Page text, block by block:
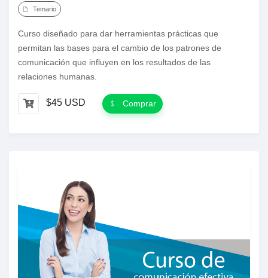
Temario
Curso diseñado para dar herramientas prácticas que
permitan las bases para el cambio de los patrones de
comunicación que influyen en los resultados de las
relaciones humanas.
$45 USD Comprar